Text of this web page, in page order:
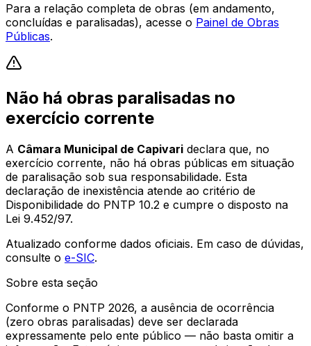
Para a relação completa de obras (em andamento,
concluídas e paralisadas), acesse o Painel de Obras
Públicas.
Não há obras paralisadas no
exercício corrente
A Câmara Municipal de Capivari declara que, no
exercício corrente, não há obras públicas em situação
de paralisação sob sua responsabilidade. Esta
declaração de inexistência atende ao critério de
Disponibilidade do PNTP 10.2 e cumpre o disposto na
Lei 9.452/97.
Atualizado conforme dados oficiais. Em caso de dúvidas,
consulte o e-SIC.
Sobre esta seção
Conforme o PNTP 2026, a ausência de ocorrência
(zero obras paralisadas) deve ser declarada
expressamente pelo ente público — não basta omitir a